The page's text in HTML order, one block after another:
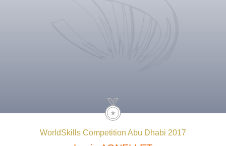
WorldSkills Competition Abu Dhabi 2017